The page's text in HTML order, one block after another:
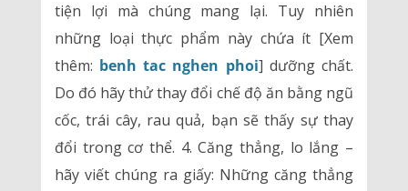
tiện lợi mà chúng mang lại. Tuy nhiên
những loại thực phẩm này chứa ít [Xem
thêm: benh tac nghen phoi] dưỡng chất.
Do đó hãy thử thay đổi chế độ ăn bằng ngũ
cốc, trái cây, rau quả, bạn sẽ thấy sự thay
đổi trong cơ thể. 4. Căng thẳng, lo lắng –
hãy viết chúng ra giấy: Những căng thẳng